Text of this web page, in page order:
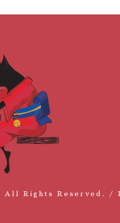
. All Rights Reserved. /